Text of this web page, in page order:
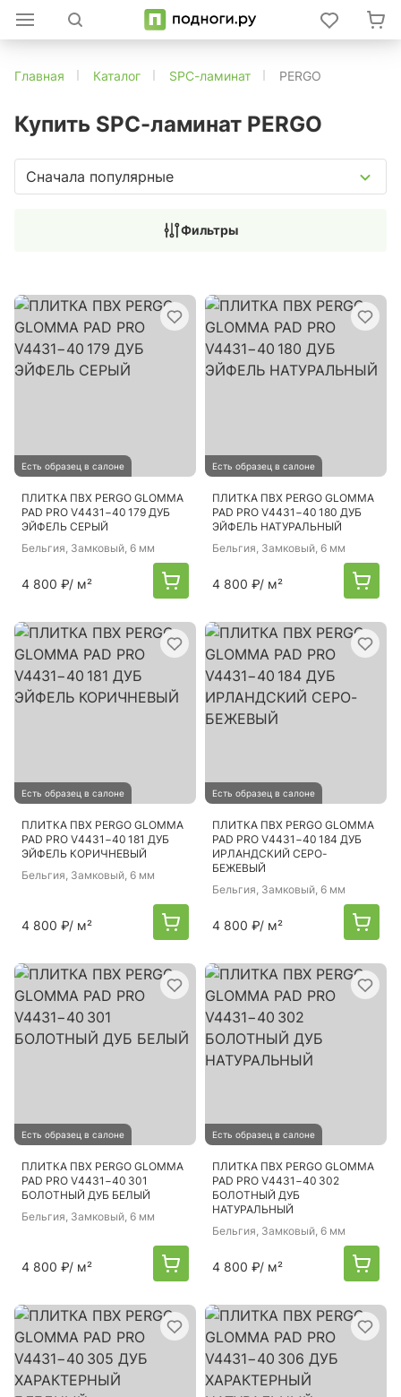
Главная Каталог SPC-ламинат PERGO
Купить SPC-ламинат PERGO
Сначала популярные
Фильтры
Есть образец в салоне
ПЛИТКА ПВХ PERGO GLOMMA
PAD PRO V4431−40 179 ДУБ
ЭЙФЕЛЬ СЕРЫЙ
Бельгия, Замковый, 6 мм
4 800 ₽/ м²
Есть образец в салоне
ПЛИТКА ПВХ PERGO GLOMMA
PAD PRO V4431−40 180 ДУБ
ЭЙФЕЛЬ НАТУРАЛЬНЫЙ
Бельгия, Замковый, 6 мм
4 800 ₽/ м²
Есть образец в салоне
ПЛИТКА ПВХ PERGO GLOMMA
PAD PRO V4431−40 181 ДУБ
ЭЙФЕЛЬ КОРИЧНЕВЫЙ
Бельгия, Замковый, 6 мм
4 800 ₽/ м²
Есть образец в салоне
ПЛИТКА ПВХ PERGO GLOMMA
PAD PRO V4431−40 184 ДУБ
ИРЛАНДСКИЙ СЕРО-
БЕЖЕВЫЙ
Бельгия, Замковый, 6 мм
4 800 ₽/ м²
Есть образец в салоне
ПЛИТКА ПВХ PERGO GLOMMA
PAD PRO V4431−40 301
БОЛОТНЫЙ ДУБ БЕЛЫЙ
Бельгия, Замковый, 6 мм
4 800 ₽/ м²
Есть образец в салоне
ПЛИТКА ПВХ PERGO GLOMMA
PAD PRO V4431−40 302
БОЛОТНЫЙ ДУБ
НАТУРАЛЬНЫЙ
Бельгия, Замковый, 6 мм
4 800 ₽/ м²